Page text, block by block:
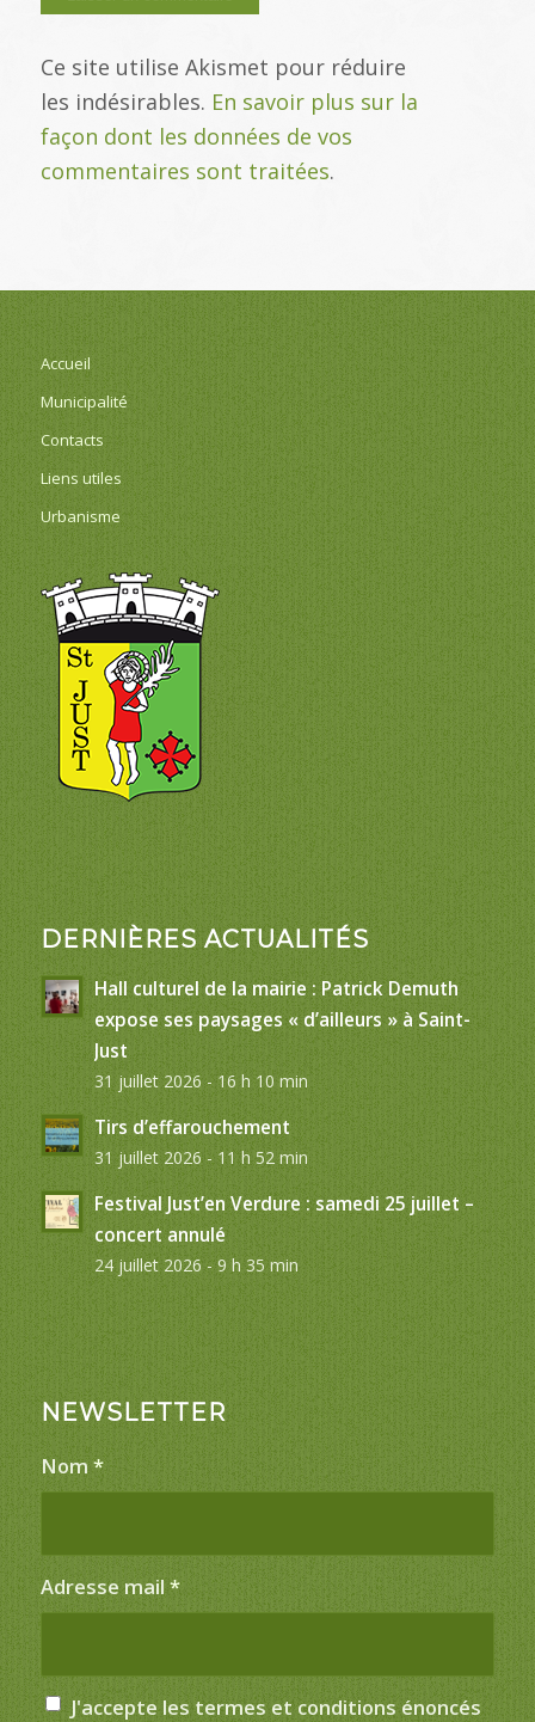
Ce site utilise Akismet pour réduire
les indésirables. En savoir plus sur la
façon dont les données de vos
commentaires sont traitées.
Accueil
Municipalité
Contacts
Liens utiles
Urbanisme
DERNIÈRES ACTUALITÉS
Hall culturel de la mairie : Patrick Demuth
expose ses paysages « d’ailleurs » à Saint-
Just
31 juillet 2026 - 16 h 10 min
Tirs d’effarouchement
31 juillet 2026 - 11 h 52 min
Festival Just’en Verdure : samedi 25 juillet –
concert annulé
24 juillet 2026 - 9 h 35 min
NEWSLETTER
Nom *
Adresse mail *
J'accepte les termes et conditions énoncés